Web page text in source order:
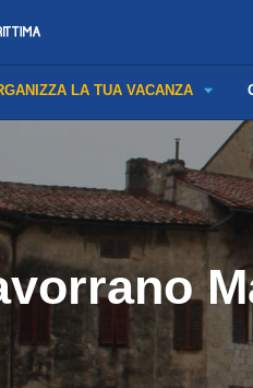
LA TUA VACANZA